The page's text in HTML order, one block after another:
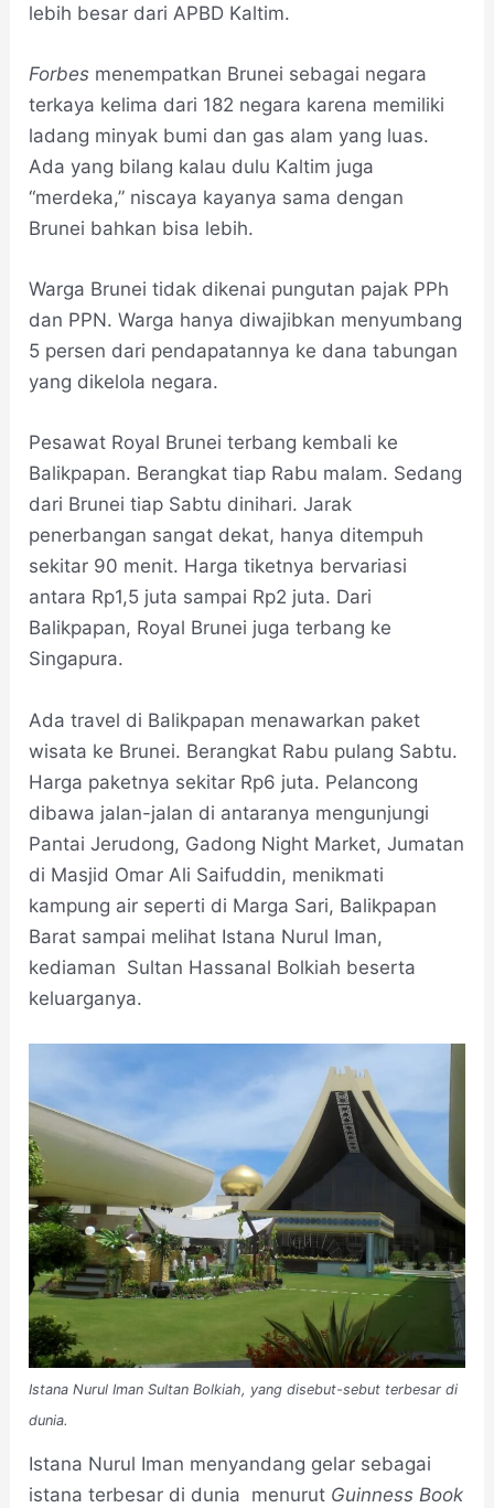
lebih besar dari APBD Kaltim.
Forbes menempatkan Brunei sebagai negara
terkaya kelima dari 182 negara karena memiliki
ladang minyak bumi dan gas alam yang luas.
Ada yang bilang kalau dulu Kaltim juga
“merdeka,” niscaya kayanya sama dengan
Brunei bahkan bisa lebih.
Warga Brunei tidak dikenai pungutan pajak PPh
dan PPN. Warga hanya diwajibkan menyumbang
5 persen dari pendapatannya ke dana tabungan
yang dikelola negara.
Pesawat Royal Brunei terbang kembali ke
Balikpapan. Berangkat tiap Rabu malam. Sedang
dari Brunei tiap Sabtu dinihari. Jarak
penerbangan sangat dekat, hanya ditempuh
sekitar 90 menit. Harga tiketnya bervariasi
antara Rp1,5 juta sampai Rp2 juta. Dari
Balikpapan, Royal Brunei juga terbang ke
Singapura.
Ada travel di Balikpapan menawarkan paket
wisata ke Brunei. Berangkat Rabu pulang Sabtu.
Harga paketnya sekitar Rp6 juta. Pelancong
dibawa jalan-jalan di antaranya mengunjungi
Pantai Jerudong, Gadong Night Market, Jumatan
di Masjid Omar Ali Saifuddin, menikmati
kampung air seperti di Marga Sari, Balikpapan
Barat sampai melihat Istana Nurul Iman,
kediaman Sultan Hassanal Bolkiah beserta
keluarganya.
Istana Nurul Iman Sultan Bolkiah, yang disebut-sebut terbesar di
dunia.
Istana Nurul Iman menyandang gelar sebagai
istana terbesar di dunia menurut Guinness Book